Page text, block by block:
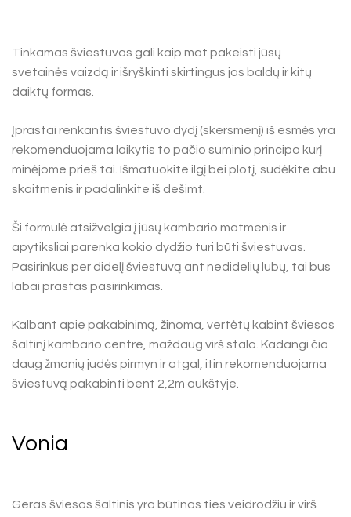
Tinkamas šviestuvas gali kaip mat pakeisti jūsų
svetainės vaizdą ir išryškinti skirtingus jos baldų ir kitų
daiktų formas.
Įprastai renkantis šviestuvo dydį (skersmenį) iš esmės yra
rekomenduojama laikytis to pačio suminio principo kurį
minėjome prieš tai. Išmatuokite ilgį bei plotį, sudėkite abu
skaitmenis ir padalinkite iš dešimt.
Ši formulė atsižvelgia į jūsų kambario matmenis ir
apytiksliai parenka kokio dydžio turi būti šviestuvas.
Pasirinkus per didelį šviestuvą ant nedidelių lubų, tai bus
labai prastas pasirinkimas.
Kalbant apie pakabinimą, žinoma, vertėtų kabint šviesos
šaltinį kambario centre, maždaug virš stalo. Kadangi čia
daug žmonių judės pirmyn ir atgal, itin rekomenduojama
šviestuvą pakabinti bent 2,2m aukštyje.
Vonia
Geras šviesos šaltinis yra būtinas ties veidrodžiu ir virš